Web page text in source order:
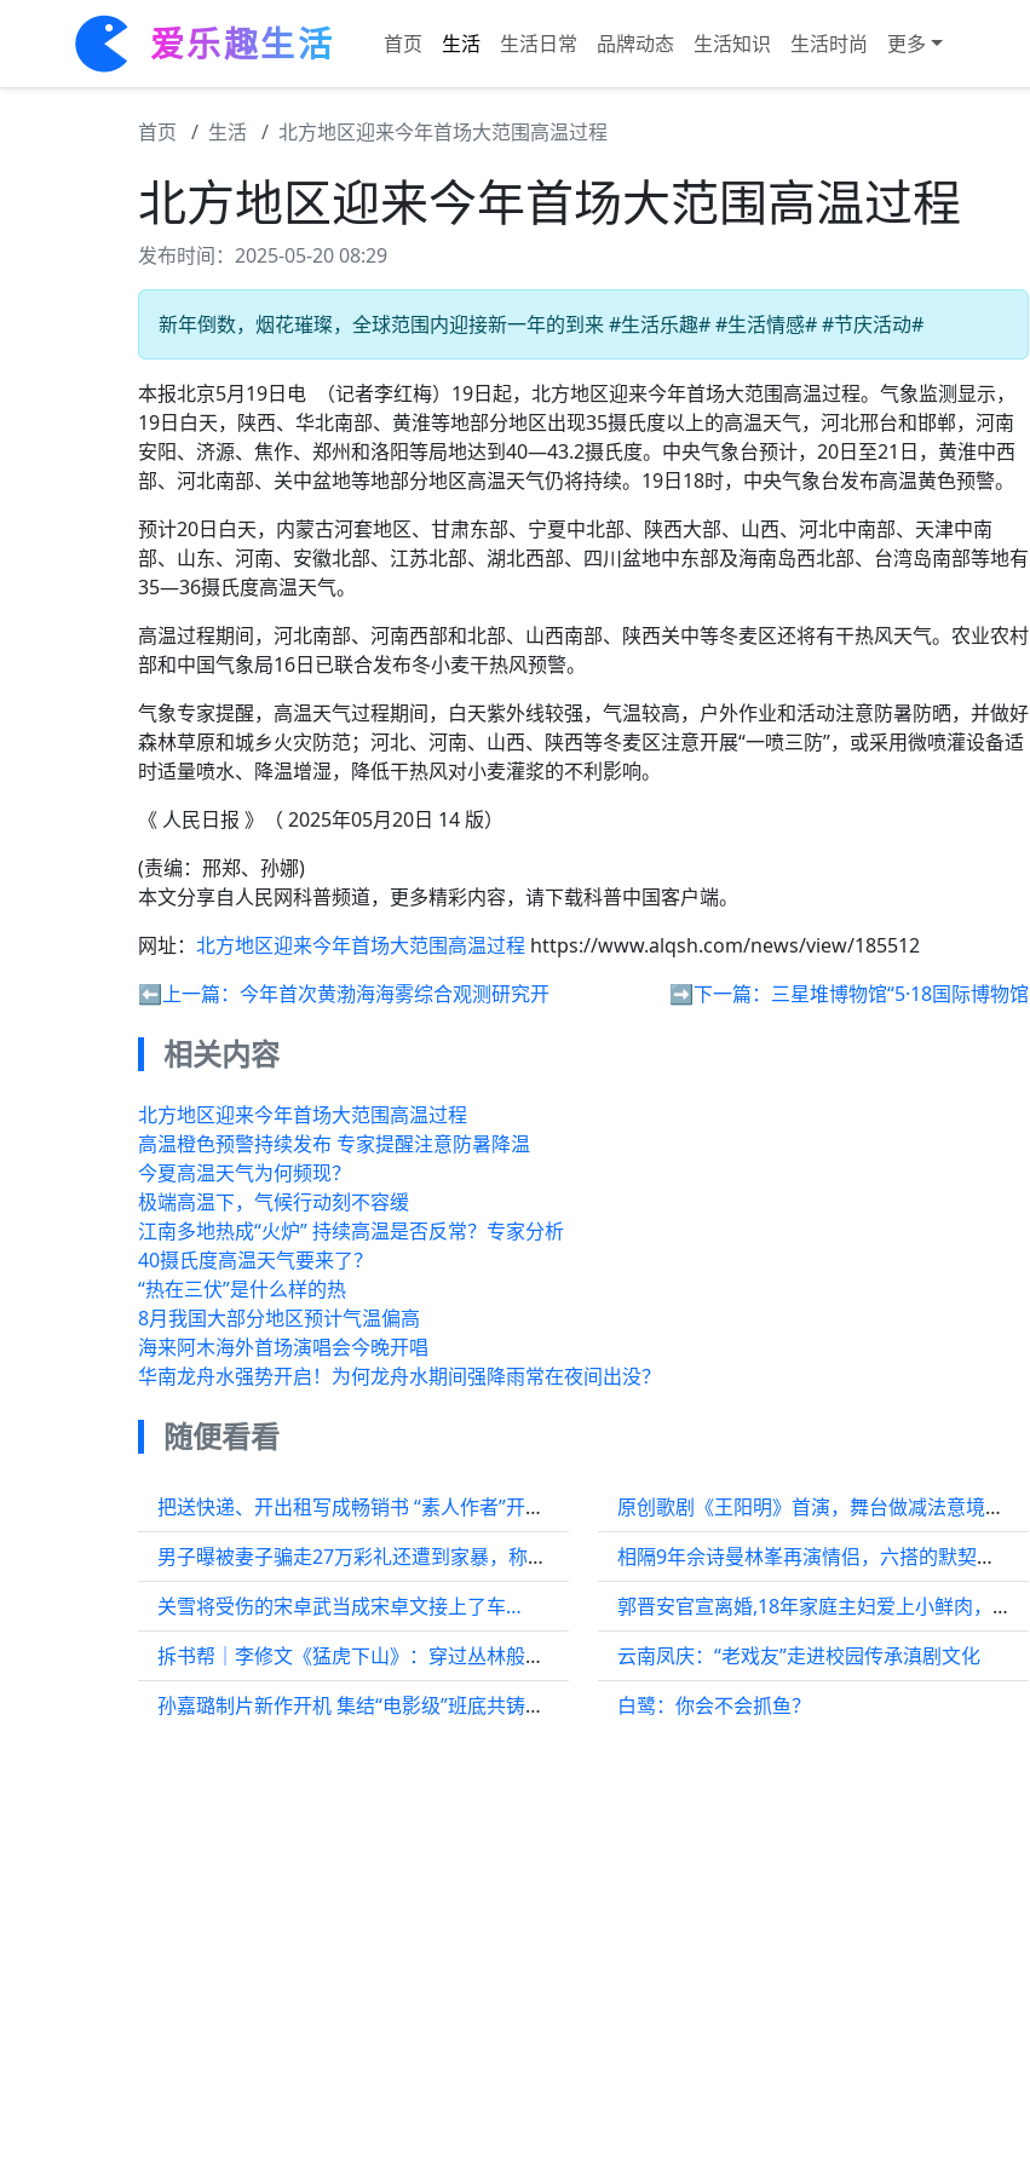
爱乐趣生活 首页 生活 生活日常 品牌动态 生活知识 生活时尚 更多
首页 生活 北方地区迎来今年首场大范围高温过程
北方地区迎来今年首场大范围高温过程
发布时间：2025-05-20 08:29
新年倒数，烟花璀璨，全球范围内迎接新一年的到来 #生活乐趣# #生活情感# #节庆活动#
本报北京5月19日电 （记者李红梅）19日起，北方地区迎来今年首场大范围高温过程。气象监测显示，
19日白天，陕西、华北南部、黄淮等地部分地区出现35摄氏度以上的高温天气，河北邢台和邯郸，河南
安阳、济源、焦作、郑州和洛阳等局地达到40—43.2摄氏度。中央气象台预计，20日至21日，黄淮中西
部、河北南部、关中盆地等地部分地区高温天气仍将持续。19日18时，中央气象台发布高温黄色预警。
预计20日白天，内蒙古河套地区、甘肃东部、宁夏中北部、陕西大部、山西、河北中南部、天津中南
部、山东、河南、安徽北部、江苏北部、湖北西部、四川盆地中东部及海南岛西北部、台湾岛南部等地有
35—36摄氏度高温天气。
高温过程期间，河北南部、河南西部和北部、山西南部、陕西关中等冬麦区还将有干热风天气。农业农村
部和中国气象局16日已联合发布冬小麦干热风预警。
气象专家提醒，高温天气过程期间，白天紫外线较强，气温较高，户外作业和活动注意防暑防晒，并做好
森林草原和城乡火灾防范；河北、河南、山西、陕西等冬麦区注意开展“一喷三防”，或采用微喷灌设备适
时适量喷水、降温增湿，降低干热风对小麦灌浆的不利影响。
《 人民日报 》（ 2025年05月20日 14 版）
(责编：邢郑、孙娜)
本文分享自人民网科普频道，更多精彩内容，请下载科普中国客户端。
网址： 北方地区迎来今年首场大范围高温过程 https://www.alqsh.com/news/view/185512
⬅️上一篇： 今年首次黄渤海海雾综合观测研究开 ➡️下一篇： 三星堆博物馆“5·18国际博物馆
相关内容
北方地区迎来今年首场大范围高温过程
高温橙色预警持续发布 专家提醒注意防暑降温
今夏高温天气为何频现？
极端高温下，气候行动刻不容缓
江南多地热成“火炉” 持续高温是否反常？专家分析
40摄氏度高温天气要来了？
“热在三伏”是什么样的热
8月我国大部分地区预计气温偏高
海来阿木海外首场演唱会今晚开唱
华南龙舟水强势开启！为何龙舟水期间强降雨常在夜间出没？
随便看看
把送快递、开出租写成畅销书 “素人作者”开拓非虚构文学新气象丨文化观察
男子曝被妻子骗走27万彩礼还遭到家暴，称妻子打牌出轨夜不归宿
关雪将受伤的宋卓武当成宋卓文接上了车…
拆书帮｜李修文《猛虎下山》：穿过丛林般的人生
孙嘉璐制片新作开机 集结“电影级”班底共铸精品网剧
原创歌剧《王阳明》首演，舞台做减法意境轻盈
相隔9年佘诗曼林峯再演情侣，六搭的默契！他们的土味情话也好甜
郭晋安官宣离婚,18年家庭主妇爱上小鲜肉，离婚内幕曝光
云南凤庆：“老戏友”走进校园传承滇剧文化
白鹭：你会不会抓鱼？